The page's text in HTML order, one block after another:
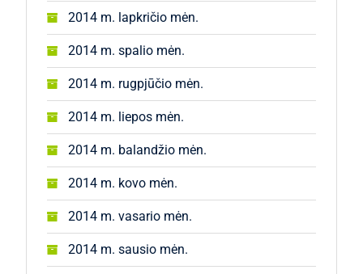
2014 m. lapkričio mėn.
2014 m. spalio mėn.
2014 m. rugpjūčio mėn.
2014 m. liepos mėn.
2014 m. balandžio mėn.
2014 m. kovo mėn.
2014 m. vasario mėn.
2014 m. sausio mėn.